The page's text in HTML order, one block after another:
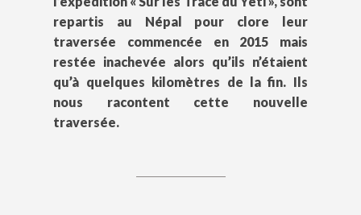
repartis au Népal pour clore leur
traversée commencée en 2015 mais
restée inachevée alors qu’ils n’étaient
qu’à quelques kilomètres de la fin. Ils
nous racontent cette nouvelle
traversée.